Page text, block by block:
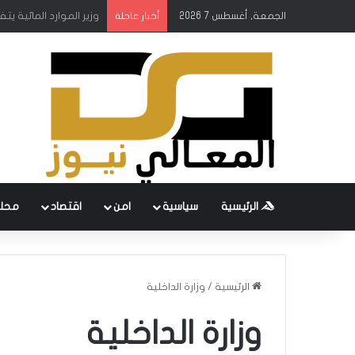
الجمعة, أغسطس 7 2026 أخبار عاجلة محمد صلاح يتلقى
الرئيسية سياسية امن اقتصاد
الرئيسية / وزارة الداخلية
وزارة الداخلية